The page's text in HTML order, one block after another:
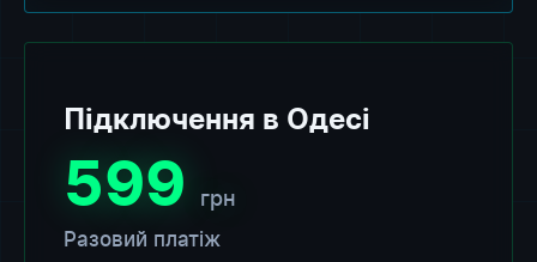
Підключення в Одесі
599 грн
Разовий платіж